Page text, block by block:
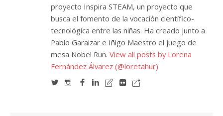
proyecto Inspira STEAM, un proyecto que
busca el fomento de la vocación científico-
tecnológica entre las niñas. Ha creado junto a
Pablo Garaizar e Iñigo Maestro el juego de
mesa Nobel Run. View all posts by Lorena
Fernández Álvarez (@loretahur)